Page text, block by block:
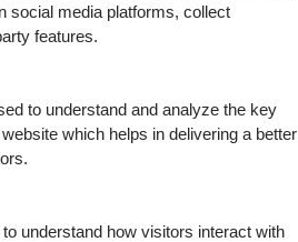
social media platforms, collect
features.
to understand and analyze the key
which helps in delivering a better
understand how visitors interact with